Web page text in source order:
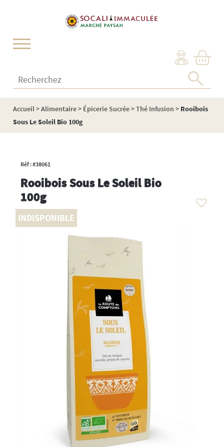
Recherchez :
Accueil>Alimentaire> Épicerie Sucrée>Thé Infusion > Rooibois
Sous Le Soleil Bio 100g
Réf : #38061
Rooibois Sous Le Soleil Bio
100g
INDISPONIBLE